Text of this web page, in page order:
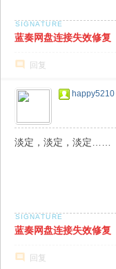
蓝奏网盘连接失效修复
回复
happy5210
淡定，淡定，淡定……
蓝奏网盘连接失效修复
回复